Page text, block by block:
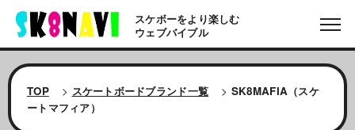
スケボーをより楽しむ
ウェブバイブル
TOP > スケートボードブランド一覧 > SK8MAFIA（スケ
ートマフィア）